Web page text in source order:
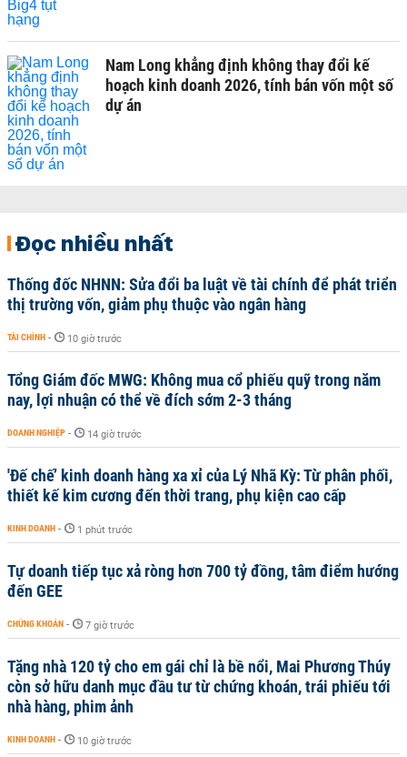
Nam Long khẳng định không thay đổi kế
hoạch kinh doanh 2026, tính bán vốn một số
dự án
Đọc nhiều nhất
Thống đốc NHNN: Sửa đổi ba luật về tài chính để phát triển
thị trường vốn, giảm phụ thuộc vào ngân hàng
TÀI CHÍNH - 10 giờ trước
Tổng Giám đốc MWG: Không mua cổ phiếu quỹ trong năm
nay, lợi nhuận có thể về đích sớm 2-3 tháng
DOANH NGHIỆP - 14 giờ trước
'Đế chế’ kinh doanh hàng xa xỉ của Lý Nhã Kỳ: Từ phân phối,
thiết kế kim cương đến thời trang, phụ kiện cao cấp
KINH DOANH - 1 phút trước
Tự doanh tiếp tục xả ròng hơn 700 tỷ đồng, tâm điểm hướng
đến GEE
CHỨNG KHOÁN - 7 giờ trước
Tặng nhà 120 tỷ cho em gái chỉ là bề nổi, Mai Phương Thúy
còn sở hữu danh mục đầu tư từ chứng khoán, trái phiếu tới
nhà hàng, phim ảnh
KINH DOANH - 10 giờ trước